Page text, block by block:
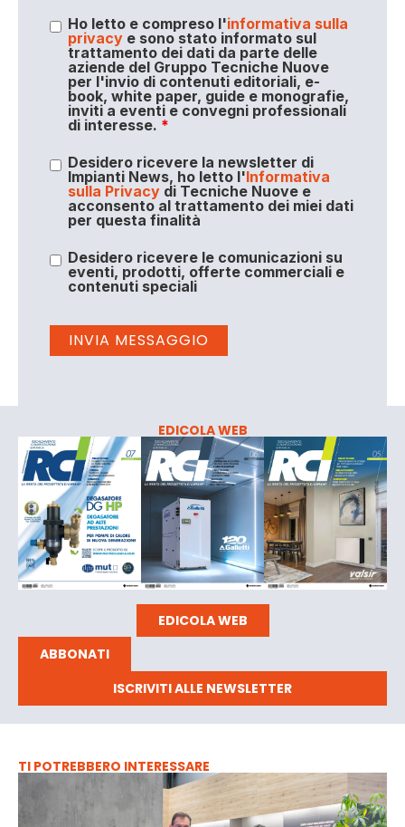
Ho letto e compreso l'informativa sulla
privacye sono stato informato sul
trattamento dei dati da parte delle
aziende del Gruppo Tecniche Nuove
per l'invio di contenuti editoriali, e-
book, white paper, guide e monografie,
inviti a eventi e convegni professionali
di interesse. *
Desidero ricevere la newsletter di
Impianti News, ho letto l'Informativa
sulla Privacydi Tecniche Nuove e
acconsento al trattamento dei miei dati
per questa finalità
Desidero ricevere le comunicazioni su
eventi, prodotti, offerte commerciali e
contenuti speciali
EDICOLA WEB
EDICOLA WEB
ABBONATI
ISCRIVITI ALLE NEWSLETTER
TI POTREBBERO INTERESSARE